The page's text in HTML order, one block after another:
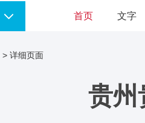
首页 文字
> 详细页面
贵州